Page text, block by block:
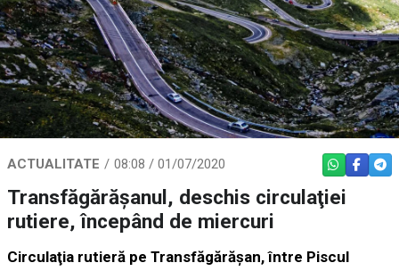
ACTUALITATE 08:08 / 01/07/2020 WHATSAPP
Transfăgărăşanul, deschis circulaţiei
rutiere, începând de miercuri
Circulaţia rutieră pe Transfăgărăşan, între Piscul